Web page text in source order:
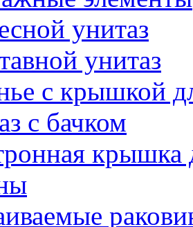
унитаз
унитаз
с крышкой
с бачком
крышка